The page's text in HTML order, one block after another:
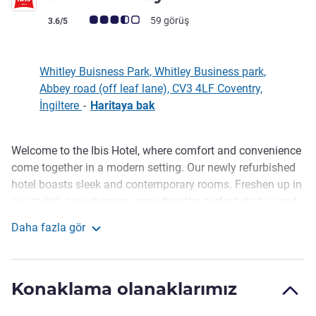
Avis müşterileri puanı (ALL Puanlama)
3.6/5 59 görüş
Whitley Buisness Park, Whitley Business park,
Abbey road (off leaf lane), CV3 4LF Coventry,
İngiltere - Haritaya bak
Açıklama
Welcome to the Ibis Hotel, where comfort and convenience
come together in a modern setting. Our newly refurbished
hotel boasts sleek and contemporary rooms. Freshen up in
welcome, ensuring a smooth and hassle-free check-in. For
protected. Enjoy a pleasant stay with us!
Daha fazla gör
Konaklama olanaklarımız